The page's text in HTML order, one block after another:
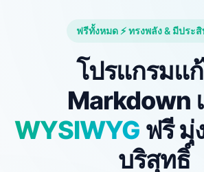
ฟรีทั้งหมด ⚡ ทรงพลัง & มีประ
โปรแกรมแ
Markdown
WYSIWYG ฟรี มุ่
บริสุทธิ์